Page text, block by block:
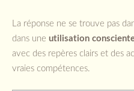
La réponse ne se trouve pas
dans une utilisation
avec des repères clairs et des
vraies compétences.